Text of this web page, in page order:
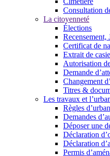
Consultation
La citoyenneté
Élections
Certificat de
Extrait de
Autorisation
Demande
Changement
Titres &
Les travaux et
Règles
Demandes
Déposer une
Déclaration
Déclaration
Permis